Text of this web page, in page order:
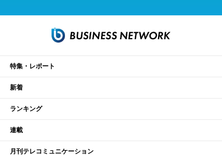
特集・レポート
新着
ランキング
連載
月刊テレコミュニケーション